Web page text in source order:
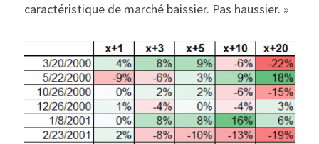
caractéristique de marché baissier. Pas haussier. »